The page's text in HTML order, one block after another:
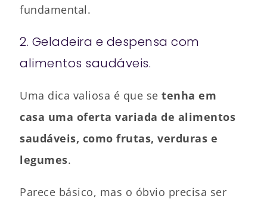
fundamental.
2. Geladeira e despensa com
alimentos saudáveis.
Uma dica valiosa é que se tenha em
casa uma oferta variada de alimentos
saudáveis, como frutas, verduras e
legumes.
Parece básico, mas o óbvio precisa ser